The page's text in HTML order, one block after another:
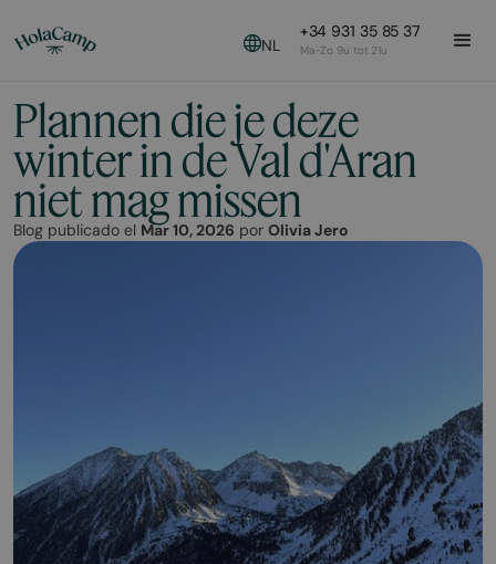
NL
+34 931 35 85 37
Ma-Zo 9u tot 21u
Plannen die je deze
winter in de Val d'Aran
niet mag missen
Blog publicado el Mar 10, 2026 por Olivia Jero